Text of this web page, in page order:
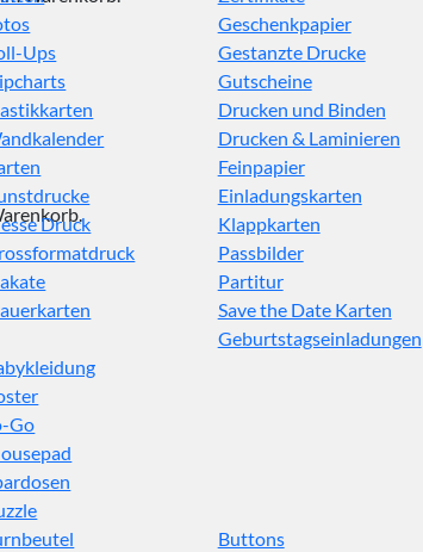
Ups
Druck
Geschenkpapier
Gestanzte Drucke
Gutscheine
Drucken und Binden
Drucken & Laminieren
Feinpapier
Einladungskarten
Klappkarten
Passbilder
Partitur
Save the Date Karten
Geburtstagseinladungen
Go
Buttons